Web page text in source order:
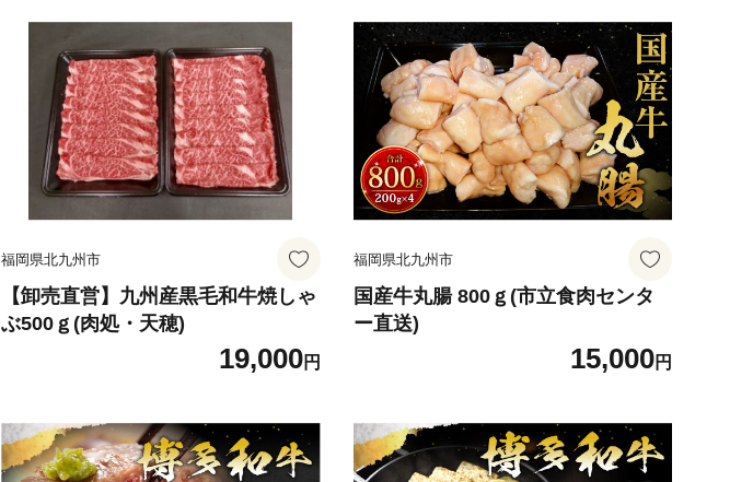
福岡県北九州市
【卸売直営】九州産黒毛和牛焼しゃ
ぶ500ｇ(肉処・天穂)
19,000円
福岡県北九州市
国産牛丸腸 800ｇ(市立食肉センタ
ー直送)
15,000円